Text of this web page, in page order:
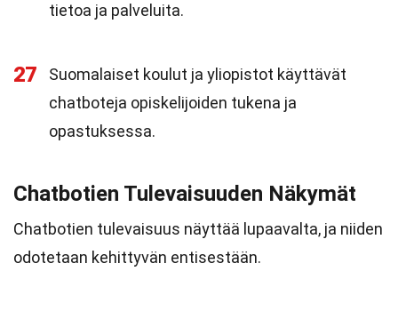
tietoa ja palveluita.
27
Suomalaiset koulut ja yliopistot käyttävät
chatboteja opiskelijoiden tukena ja
opastuksessa.
Chatbotien Tulevaisuuden Näkymät
Chatbotien tulevaisuus näyttää lupaavalta, ja niiden
odotetaan kehittyvän entisestään.